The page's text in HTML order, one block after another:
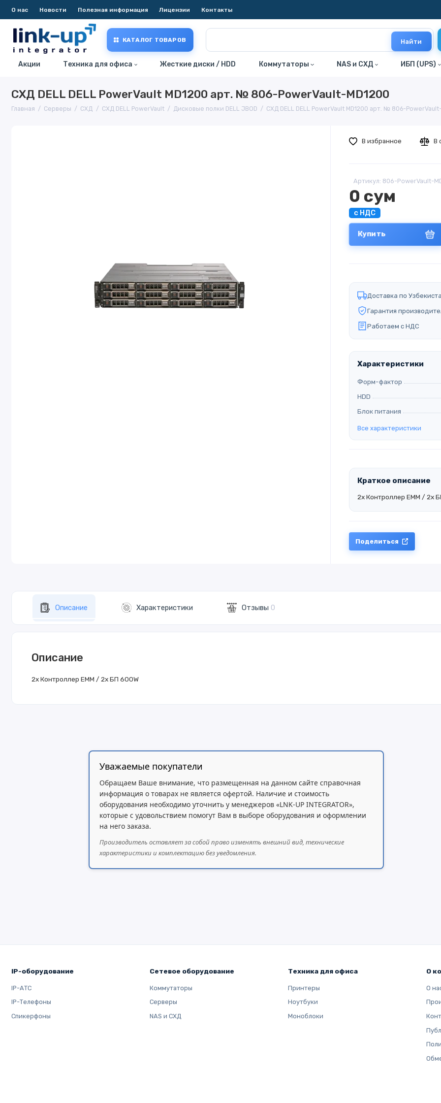
О нас Новости Полезная информация Лицензии Контакты
КАТАЛОГ ТОВАРОВ Найти
Акции Техника для офиса Жесткие диски / HDD Коммутаторы NAS и СХД ИБП (UPS)
СХД DELL DELL PowerVault MD1200 арт. № 806-PowerVault-MD1200
Главная Серверы СХД СХД DELL PowerVault Дисковые полки DELL JBOD СХД DELL DELL PowerVault MD1200 арт. № 806-
Артикул: 806-PowerVault-
0 сум
с НДС
Купить
Доставка по
Гарантия
Работаем с НДС
В избранное В
Характеристики
Форм-фактор
HDD
Блок питания
Все характеристики
Краткое описание
2x Контроллер EMM / 2x
Поделиться
Описание Характеристики Отзывы 0
Описание
2x Контроллер EMM / 2x БП 600W
Уважаемые покупатели
Обращаем Ваше внимание, что размещенная на данном сайте справочная
информация о товарах не является офертой. Наличие и стоимость
оборудования необходимо уточнить у менеджеров «LNK-UP INTEGRATOR»,
которые с удовольствием помогут Вам в выборе оборудования и оформлении
на него заказа.
Производитель оставляет за собой право изменять внешний вид, технические
характеристики и комплектацию без уведомления.
IP-оборудование
IP-АТС
IP-Телефоны
Спикерфоны
Сетевое оборудование
Коммутаторы
Серверы
NAS и СХД
Техника для офиса
Принтеры
Ноутбуки
Моноблоки
О
О